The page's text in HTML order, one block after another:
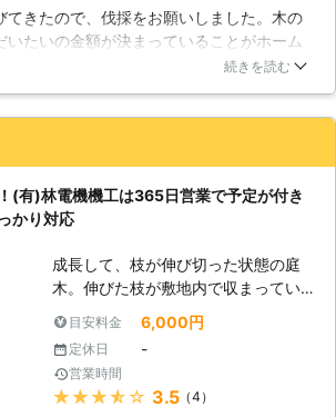
られたのなら、私たち相松造園にご依
頼下さい。皆さまの家の庭を管理し、
良いものにしてみせましょう。最良の
庭で最良の暮らしを提供いたしますの
で、まずはお問い合わせをお願いいた
草だらけであり、木は枝が伸びすぎて
雰囲気が悪くなっているかと思いま
す。これが良くない庭です。自然のま
まにした結果、悪くなってしまったの
です。こうならないように私たちは剪
定などの作業を請け負っております。
【悪い庭は周りにも被害を！】 例え
ば枝が伸びすぎてしまうと隣の家の敷
地にまで届いてしまうことがありま
す。雑草が伸びてしまうと害虫の住処
てきたので、伐採をお願いしました。木の
いたいの金額が決まっていることがホーム
したので、安心して電話をすることができ
いただき、大変満足しております。技術
へお願いしてよかったと主人と話をする
年12月24日
続きを読む
(有)林電機機工は365日営業で予定が付き
かり対応
成長して、枝が伸び切った状態の庭
木。伸びた枝が敷地内で収まっている
のであれば良いのですが、近隣のお庭
に及んでいると苦情の原因に繋がるか
もしれません。また枝が整理されてい
ない庭木は見た目もよろしくなく、無
造作な印象を与えてしまいます。 も
目安料金 6,000円
定休日 -
営業時間
★★★★★ 3.5（4）